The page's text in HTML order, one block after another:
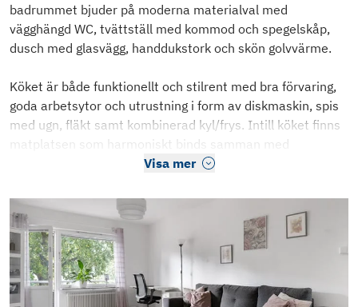
badrummet bjuder på moderna materialval med
vägghängd WC, tvättställ med kommod och spegelskåp,
dusch med glasvägg, handdukstork och skön golvvärme.
Köket är både funktionellt och stilrent med bra förvaring,
goda arbetsytor och utrustning i form av diskmaskin, spis
med ugn, fläkt samt kombinerad kyl/frys. Intill köket finns
matplatsen som harmoniskt binds samman med
Visa mer